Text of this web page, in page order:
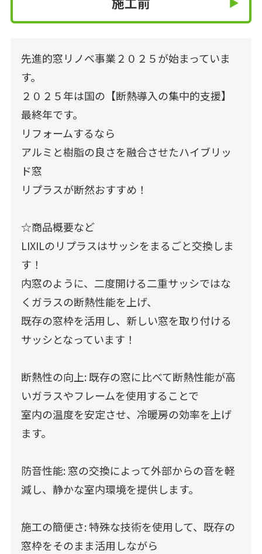
先進的窓リノベ事業２０２５が始まっていま
す。
２０２５年は国の【断熱導入の集中的支援】
最終年です。
リフォームするなら
アルミと樹脂の良さを融合させたハイブリッ
ド窓
リプラスが断然おすすめ！
☆商品概要など
LIXILのリプラスはサッシをまるごと交換しま
す！
内窓のように、二度開ける二重サッシではな
くガラスの断熱性能を上げ、
既存の窓枠を活用し、新しい窓を取り付ける
サッシとなっています！
断熱性の向上: 既存の窓に比べて断熱性能が高
いガラスやフレームを使用することで
室内の温度を安定させ、冷暖房の効率を上げ
ます。
防音性能: 窓の交換によって外部からの音を軽
減し、静かな室内環境を提供します。
施工の簡便さ: 特殊な技術を使用して、既存の
窓枠をそのまま活用しながら